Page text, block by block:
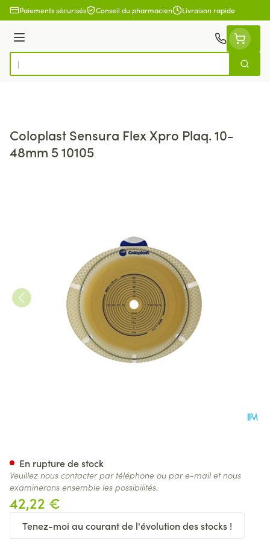
Aller au contenu
Paiements sécurisés Conseil du pharmacien Livraison rapide
Menu
Rechercher
Coloplast Sensura Flex Xpro Plaq. 10-
48mm 5 10105
42,22 €
Tenez-moi au courant de l'évolution des stocks !
En rupture de stock
Veuillez nous contacter par téléphone ou par e-mail et nous
examinerons ensemble les possibilités.